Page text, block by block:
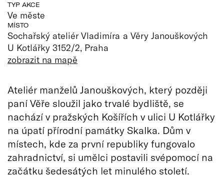
TYP AKCE
Ve měste
MÍSTO
Sochařský ateliér Vladimíra a Věry Janouškových
U Kotlářky 3152/2, Praha
zobrazit na mapě
Ateliér manželů Janouškových, který později
paní Věře sloužil jako trvalé bydliště, se
nachází v pražských Košířích v ulici U Kotlářky
na úpatí přírodní památky Skalka. Dům v
místech, kde za první republiky fungovalo
zahradnictví, si umělci postavili svépomocí na
začátku šedesátých let minulého století.